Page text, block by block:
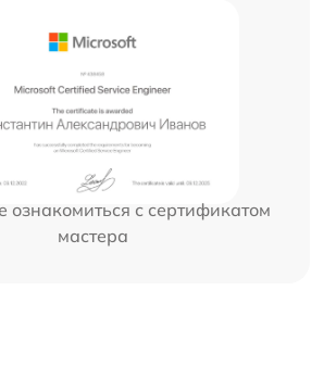
ознакомиться с сертификатом
мастера